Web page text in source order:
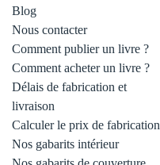
Blog
Nous contacter
Comment publier un livre ?
Comment acheter un livre ?
Délais de fabrication et
livraison
Calculer le prix de fabrication
Nos gabarits intérieur